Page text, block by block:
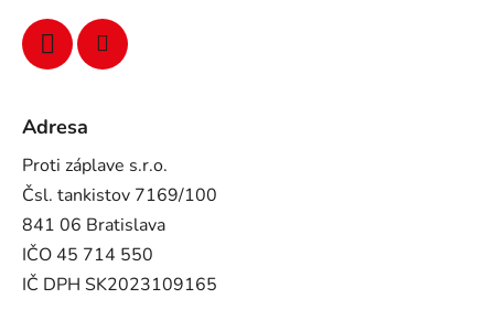
Adresa
Proti záplave s.r.o.
Čsl. tankistov 7169/100
841 06 Bratislava
IČO 45 714 550
IČ DPH SK2023109165